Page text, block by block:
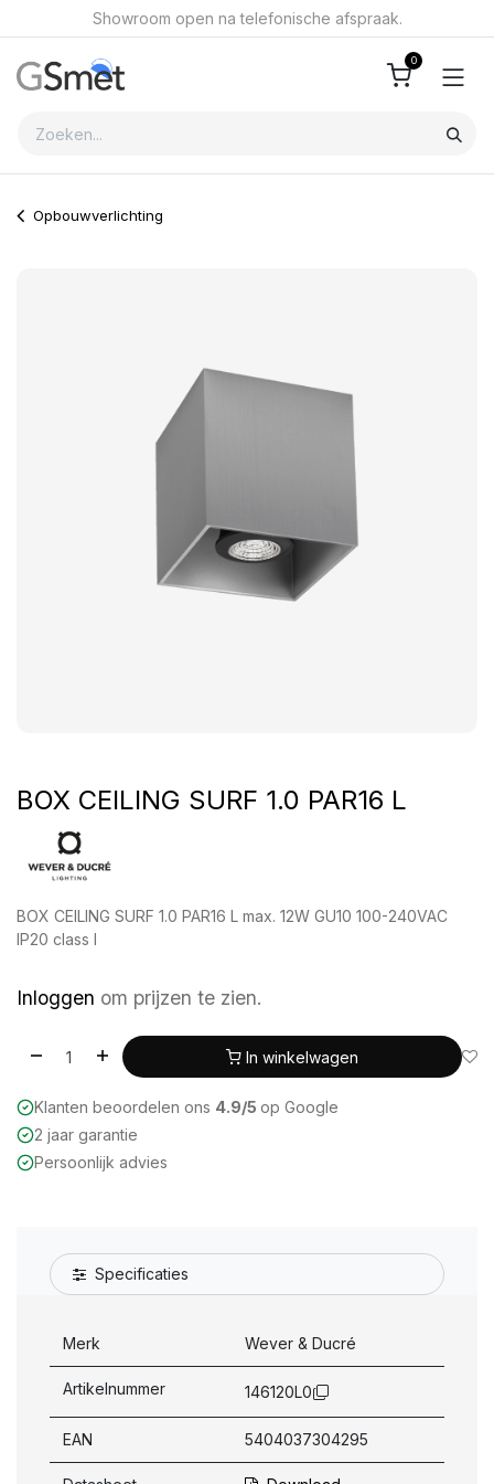
Overslaan naar inhoudShowroom open na telefonische afspraak.
0
Opbouwverlichting
BOX CEILING SURF 1.0 PAR16 L
BOX CEILING SURF 1.0 PAR16 L max. 12W GU10 100-240VAC
IP20 class I
Inloggen om prijzen te zien.
In winkelwagen
Klanten beoordelen ons 4.9/5 op Google
2 jaar garantie
Persoonlijk advies
Specificaties
Merk Wever & Ducré
Artikelnummer 146120L0
EAN 5404037304295